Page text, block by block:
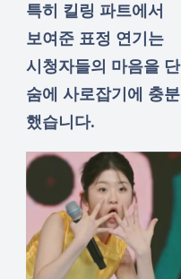
특히 킬링 파트에서
보여준 표정 연기는
시청자들의 마음을 단
숨에 사로잡기에 충분
했습니다.